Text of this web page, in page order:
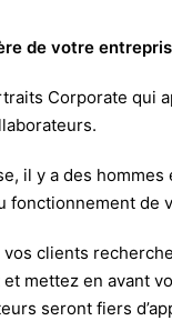
de votre
Corporate qui
il y a des hommes
fonctionnement de
clients
mettez en avant
seront fiers